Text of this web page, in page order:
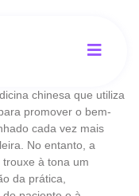
chinesa que utiliza
promover o bem-
cada vez mais
No entanto, a
à tona um
da prática,